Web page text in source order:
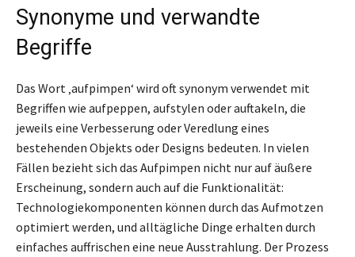
Synonyme und verwandte
Begriffe
Das Wort ‚aufpimpen‘ wird oft synonym verwendet mit
Begriffen wie aufpeppen, aufstylen oder auftakeln, die
jeweils eine Verbesserung oder Veredlung eines
bestehenden Objekts oder Designs bedeuten. In vielen
Fällen bezieht sich das Aufpimpen nicht nur auf äußere
Erscheinung, sondern auch auf die Funktionalität:
Technologiekomponenten können durch das Aufmotzen
optimiert werden, und alltägliche Dinge erhalten durch
einfaches auffrischen eine neue Ausstrahlung. Der Prozess